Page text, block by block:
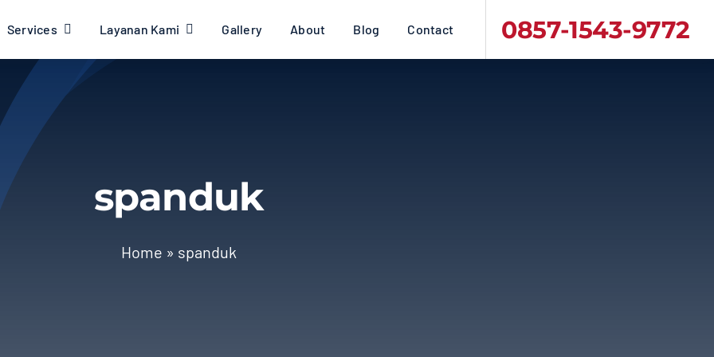
Services Layanan Kami Gallery About Blog Contact 0857-1543-9772
spanduk
Home » spanduk